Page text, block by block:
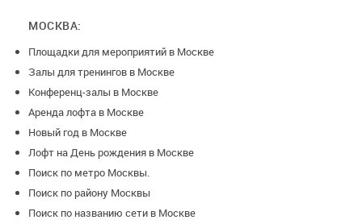
МОСКВА:
Площадки для мероприятий в Москве
Залы для тренингов в Москве
Конференц-залы в Москве
Аренда лофта в Москве
Новый год в Москве
Лофт на День рождения в Москве
Поиск по метро Москвы.
Поиск по району Москвы
Поиск по названию сети в Москве